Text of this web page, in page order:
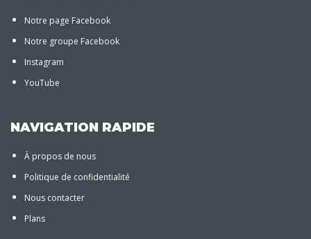
Notre page Facebook
Notre groupe Facebook
Instagram
YouTube
NAVIGATION RAPIDE
À propos de nous
Politique de confidentialité
Nous contacter
Plans